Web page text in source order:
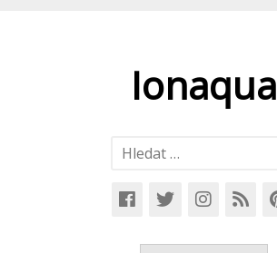
Ionaqua
Vyhledávání